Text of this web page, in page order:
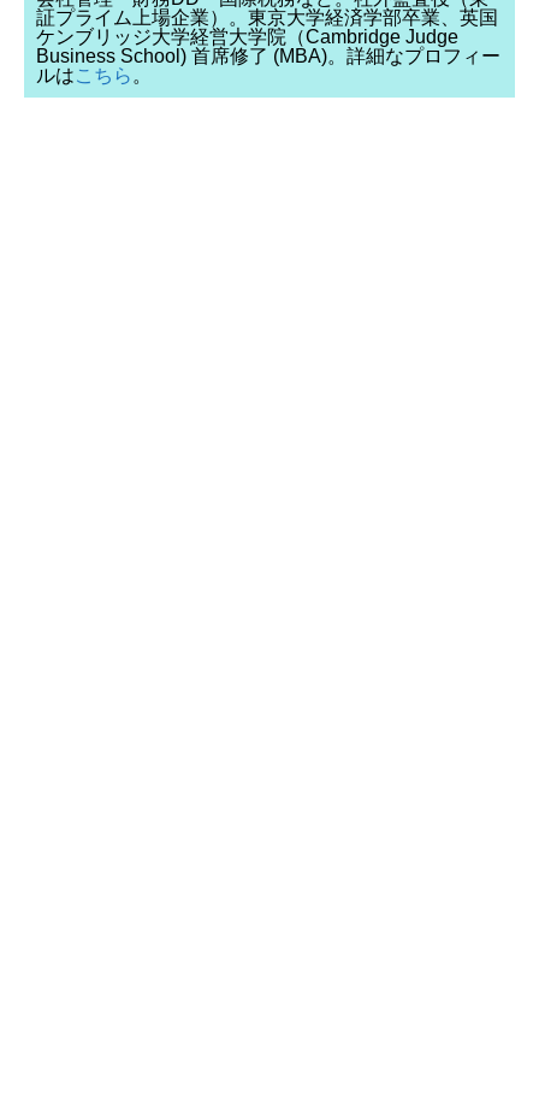
証プライム上場企業）。東京大学経済学部卒業、英国
ケンブリッジ大学経営大学院（Cambridge Judge
Business School) 首席修了 (MBA)。詳細なプロフィー
ルはこちら。